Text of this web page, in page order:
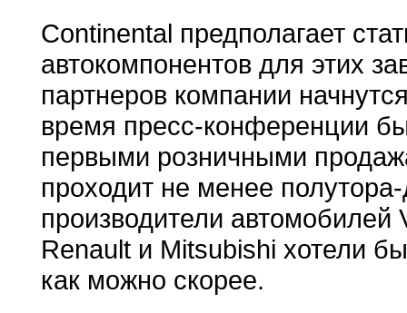
Continental предполагает
автокомпонентов для этих
партнеров компании
время пресс-конференции
первыми розничными
проходит не менее
производители
Renault и Mitsubishi хотели
как можно скорее.